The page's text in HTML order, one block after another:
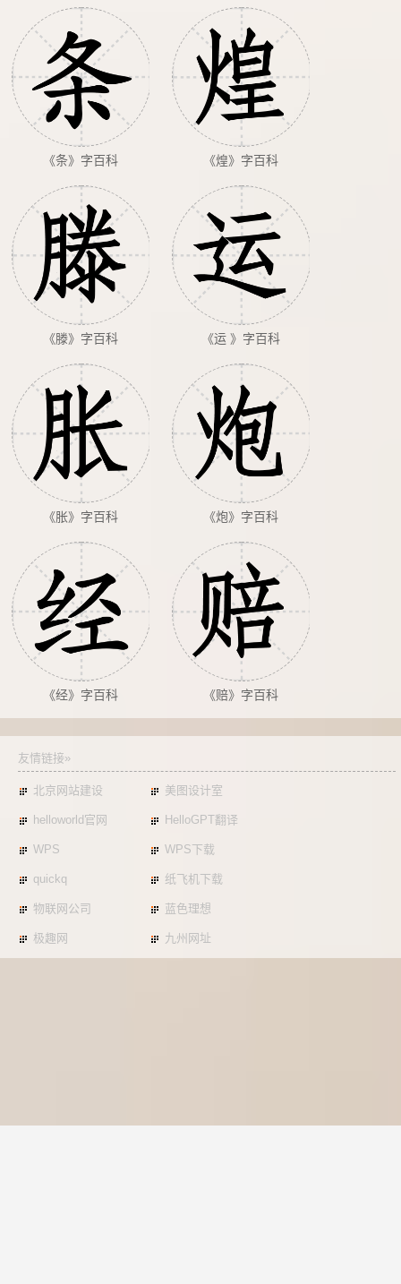
《条》字百科 《煌》字百科
《滕》字百科 《运 》字百科
《胀》字百科 《炮》字百科
《经》字百科 《赔》字百科
友情链接»
北京网站建设 美图设计室
helloworld官网 HelloGPT翻译
WPS WPS下载
quickq 纸飞机下载
物联网公司 蓝色理想
极趣网 九州网址